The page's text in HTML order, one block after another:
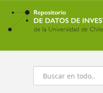
Ir
contenido
principal
Buscar